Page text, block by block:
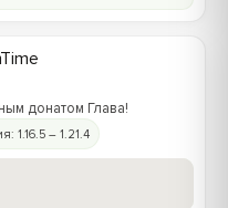
донатом Глава!
1.16.5 – 1.21.4